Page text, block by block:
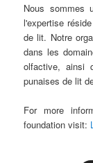
Nous sommes
l'expertise
de lit. Notre
dans les
olfactive, ainsi
punaises de lit
For more
foundation visit: